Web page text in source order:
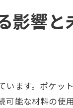
えるスマート
ラ構築の新時代
影響と
ます。ポケ
能な材料の使